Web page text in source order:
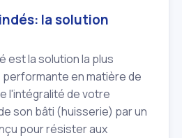
la solution
est la solution la plus
en matière de
l'intégralité de votre
son bâti (huisserie) par un
pour résister aux